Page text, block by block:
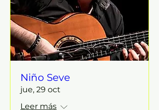
Niño Seve
jue, 29 oct
Leer más